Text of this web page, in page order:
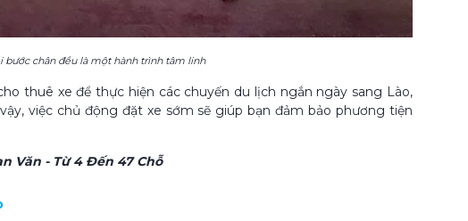
chân đều là một hành trình tâm linh
thuê xe để thực hiện các chuyến du lịch ngắn ngày sang Lào,
việc chủ động đặt xe sớm sẽ giúp bạn đảm bảo phương tiện
Văn - Từ 4 Đến 47 Chỗ